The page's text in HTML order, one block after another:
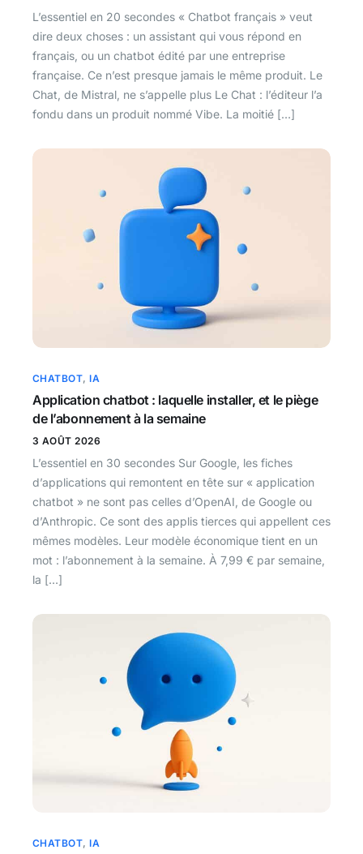
L’essentiel en 20 secondes « Chatbot français » veut
dire deux choses : un assistant qui vous répond en
français, ou un chatbot édité par une entreprise
française. Ce n’est presque jamais le même produit. Le
Chat, de Mistral, ne s’appelle plus Le Chat : l’éditeur l’a
fondu dans un produit nommé Vibe. La moitié […]
CHATBOT,IA
Application chatbot : laquelle installer, et le piège
de l’abonnement à la semaine
3 AOÛT 2026
L’essentiel en 30 secondes Sur Google, les fiches
d’applications qui remontent en tête sur « application
chatbot » ne sont pas celles d’OpenAI, de Google ou
d’Anthropic. Ce sont des applis tierces qui appellent ces
mêmes modèles. Leur modèle économique tient en un
mot : l’abonnement à la semaine. À 7,99 € par semaine,
la […]
CHATBOT,IA